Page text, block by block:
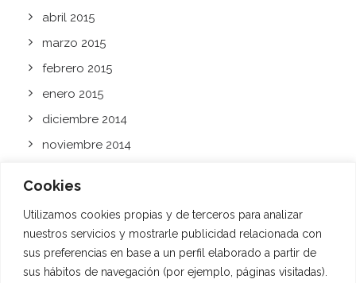
Cookies
Utilizamos cookies propias y de terceros para analizar
nuestros servicios y mostrarle publicidad relacionada con
sus preferencias en base a un perfil elaborado a partir de
sus hábitos de navegación (por ejemplo, páginas visitadas).
abril 2015
marzo 2015
febrero 2015
enero 2015
diciembre 2014
noviembre 2014
agosto 2014
julio 2014
junio 2014
mayo 2014